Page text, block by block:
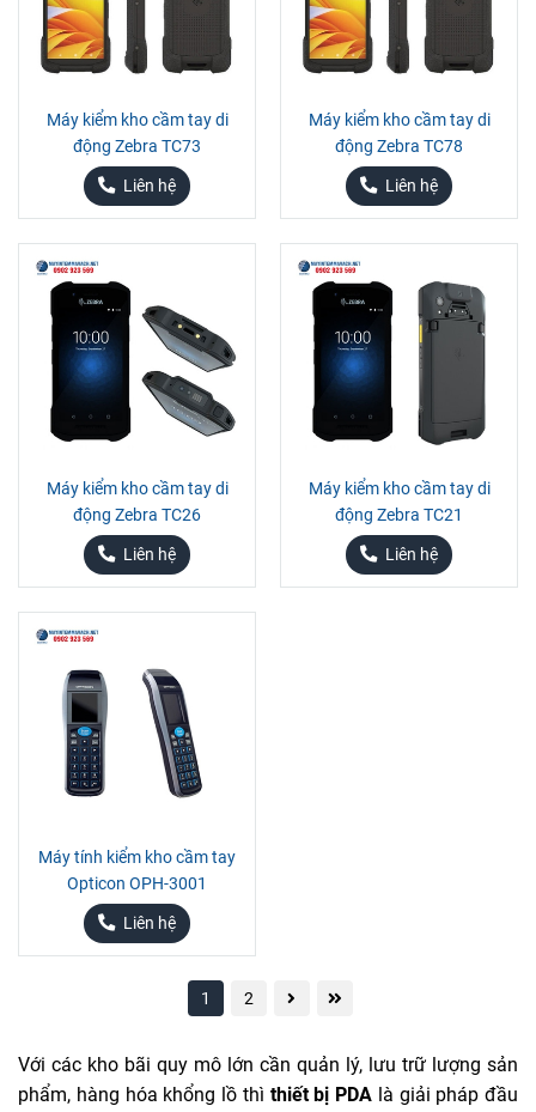
Máy kiểm kho cầm tay di
động Zebra TC73
Liên hệ
Máy kiểm kho cầm tay di
động Zebra TC78
Liên hệ
Máy kiểm kho cầm tay di
động Zebra TC26
Liên hệ
Máy kiểm kho cầm tay di
động Zebra TC21
Liên hệ
Máy tính kiểm kho cầm tay
Opticon OPH-3001
Liên hệ
1 2
Với các kho bãi quy mô lớn cần quản lý, lưu trữ lượng sản
phẩm, hàng hóa khổng lồ thì thiết bị PDA là giải pháp đầu